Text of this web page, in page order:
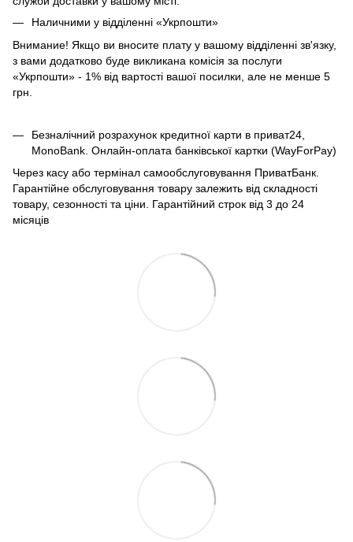
Наличними у відділенні «Укрпошти»
Внимание! Якщо ви вносите плату у вашому відділенні зв'язку,
з вами додатково буде викликана комісія за послуги
«Укрпошти» - 1% від вартості вашої посилки, але не менше 5
грн.
Безналічний розрахунок кредитної карти в приват24,
MonoBank. Онлайн-оплата банківської картки (WayForPay)
Через касу або термінал самообслуговування ПриватБанк.
Гарантійне обслуговування товару залежить від складності
товару, сезонності та ціни. Гарантійний строк від 3 до 24
місяців